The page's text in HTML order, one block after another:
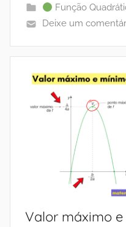
Função
Deixe um
Valor máximo